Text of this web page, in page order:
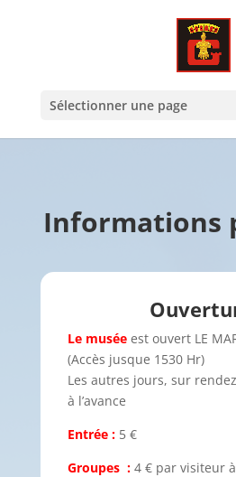
Sélectionner une page
Informations
Le muséeest ouvert LE
(Accès jusque 1530 Hr)
Les autres jours, sur
à l’avance
Entrée :5 €
Groupes : 4 € par visiteur